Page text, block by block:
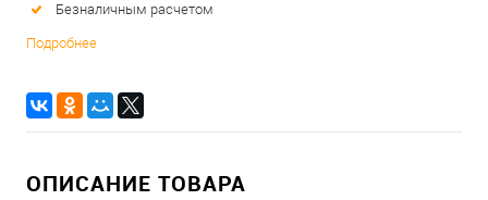
Безналичным расчетом
Подробнее
ОПИСАНИЕ ТОВАРА